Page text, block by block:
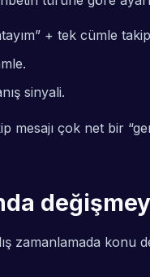
+ tek cümle
sinyali.
çok net bir
zamanlamada konu